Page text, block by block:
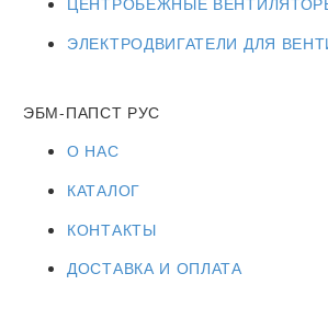
ЭЛЕКТРОДВИГАТЕЛИ ДЛЯ
ЭБМ-ПАПСТ РУС
О НАС
КАТАЛОГ
КОНТАКТЫ
ДОСТАВКА И ОПЛАТА